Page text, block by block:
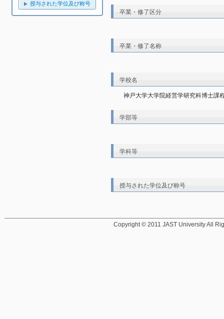
授与された学位及び称号
卒業・修了区分
卒業・修了名称
学校名
神戸大学大学院経営学研究科博士課
学部等
学科等
授与された学位及び称号